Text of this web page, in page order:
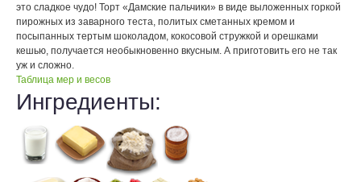
это сладкое чудо! Торт «Дамские пальчики» в виде выложенных горкой
пирожных из заварного теста, политых сметанных кремом и
посыпанных тертым шоколадом, кокосовой стружкой и орешками
кешью, получается необыкновенно вкусным. А приготовить его не так
уж и сложно.
Таблица мер и весов
Ингредиенты: